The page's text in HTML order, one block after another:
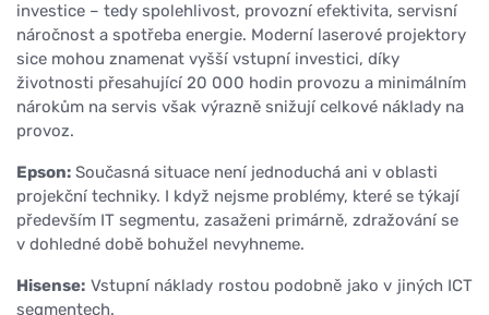
investice – tedy spolehlivost, provozní efektivita, servisní
náročnost a spotřeba energie. Moderní laserové projektory
sice mohou znamenat vyšší vstupní investici, díky
životnosti přesahující 20 000 hodin provozu a minimálním
nárokům na servis však výrazně snižují celkové náklady na
provoz.
Epson: Současná situace není jednoduchá ani v oblasti
projekční techniky. I když nejsme problémy, které se týkají
především IT segmentu, zasaženi primárně, zdražování se
v dohledné době bohužel nevyhneme.
Hisense: Vstupní náklady rostou podobně jako v jiných ICT
segmentech.